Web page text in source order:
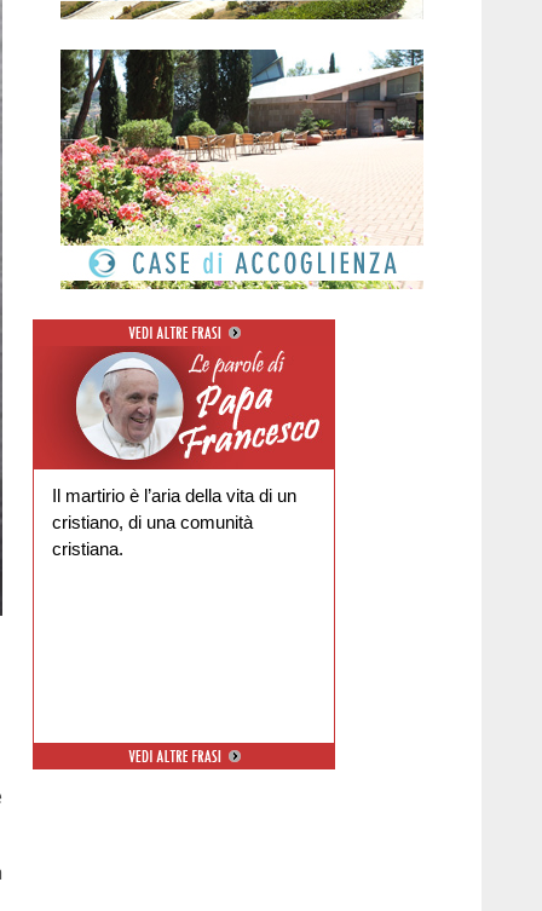
Il martirio è l’aria della vita di un
cristiano, di una comunità
cristiana.